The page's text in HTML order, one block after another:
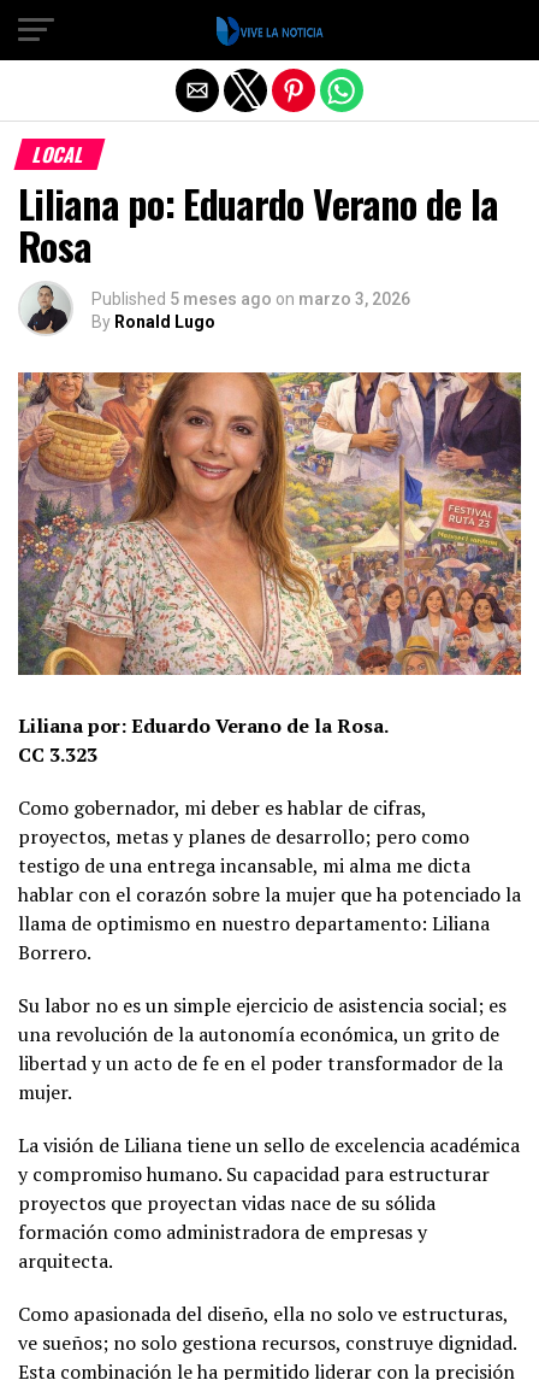
LOCAL
Liliana po: Eduardo Verano de la
Rosa
Published 5 meses ago on marzo 3, 2026
By Ronald Lugo
Liliana por: Eduardo Verano de la Rosa.
CC 3.323
Como gobernador, mi deber es hablar de cifras,
proyectos, metas y planes de desarrollo; pero como
testigo de una entrega incansable, mi alma me dicta
hablar con el corazón sobre la mujer que ha potenciado la
llama de optimismo en nuestro departamento: Liliana
Borrero.
Su labor no es un simple ejercicio de asistencia social; es
una revolución de la autonomía económica, un grito de
libertad y un acto de fe en el poder transformador de la
mujer.
La visión de Liliana tiene un sello de excelencia académica
y compromiso humano. Su capacidad para estructurar
proyectos que proyectan vidas nace de su sólida
formación como administradora de empresas y
arquitecta.
Como apasionada del diseño, ella no solo ve estructuras,
ve sueños; no solo gestiona recursos, construye dignidad.
Esta combinación le ha permitido liderar con la precisión
Salir de la versión móvil